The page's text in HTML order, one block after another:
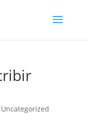
Uncategorized